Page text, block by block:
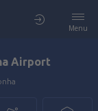
Menu
Airport